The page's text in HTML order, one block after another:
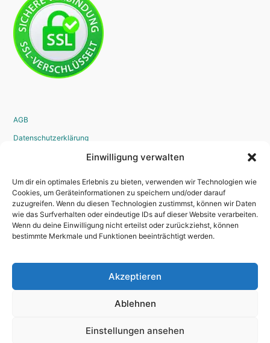
Einwilligung verwalten
Um dir ein optimales Erlebnis zu bieten, verwenden wir Technologien wie
Cookies, um Geräteinformationen zu speichern und/oder darauf
zuzugreifen. Wenn du diesen Technologien zustimmst, können wir Daten
wie das Surfverhalten oder eindeutige IDs auf dieser Website verarbeiten.
Wenn du deine Einwilligung nicht erteilst oder zurückziehst, können
bestimmte Merkmale und Funktionen beeinträchtigt werden.
Akzeptieren
Ablehnen
Einstellungen ansehen
AGB
Datenschutzerklärung
Impressum
Bestellvorgang